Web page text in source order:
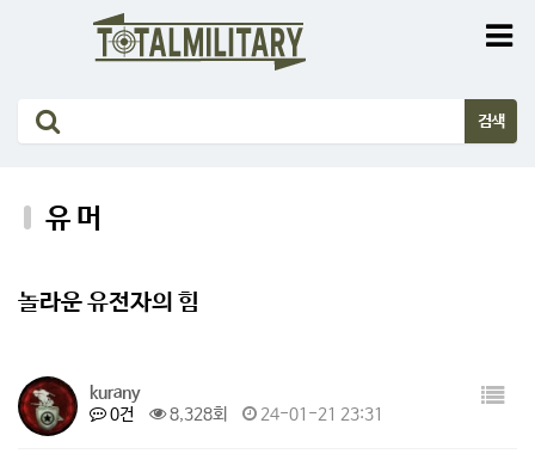
유 머
놀라운 유전자의 힘
kurany
0건
8,328회 24-01-21 23:31